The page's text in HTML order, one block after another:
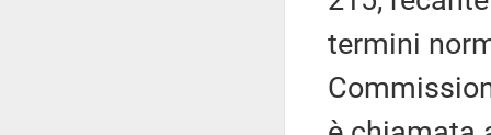
termini